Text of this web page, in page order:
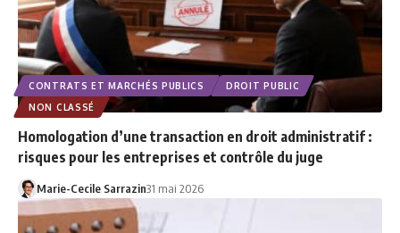
CONTRATS ET MARCHÉS PUBLICS
DROIT PUBLIC
NON CLASSÉ
Homologation d’une transaction en droit administratif :
risques pour les entreprises et contrôle du juge
Marie-Cecile Sarrazin31 mai 2026